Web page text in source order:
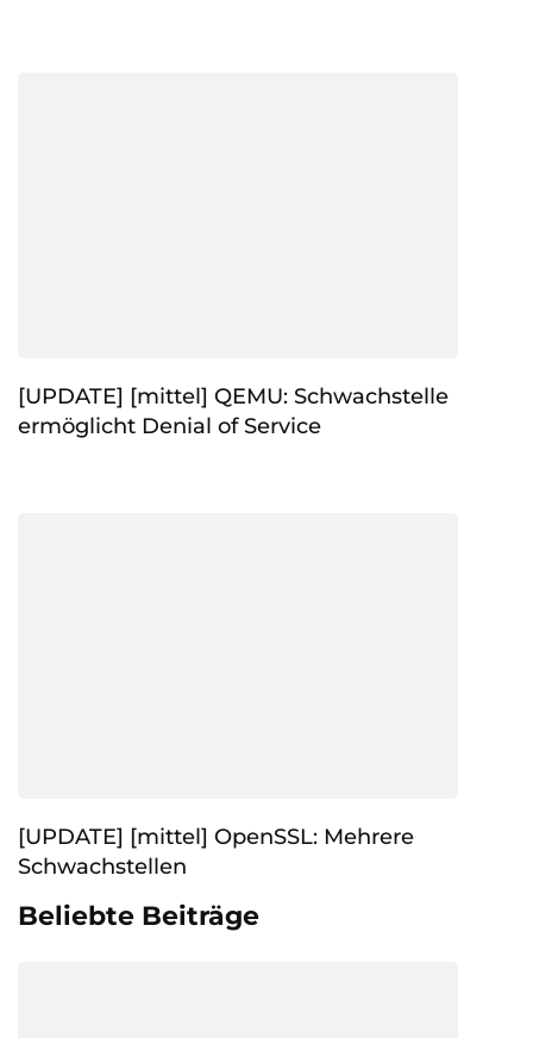
[UPDATE] [mittel] QEMU: Schwachstelle
ermöglicht Denial of Service
[UPDATE] [mittel] OpenSSL: Mehrere
Schwachstellen
Beliebte Beiträge